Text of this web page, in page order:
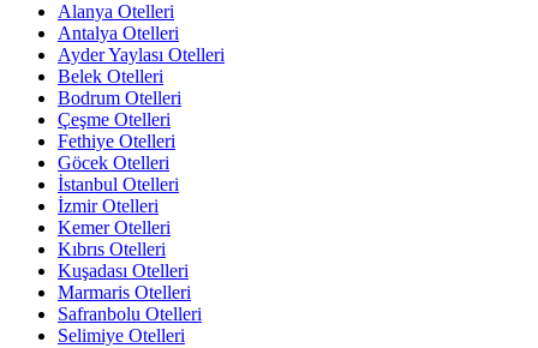
Alanya Otelleri
Antalya Otelleri
Ayder Yaylası Otelleri
Belek Otelleri
Bodrum Otelleri
Çeşme Otelleri
Fethiye Otelleri
Göcek Otelleri
İstanbul Otelleri
İzmir Otelleri
Kemer Otelleri
Kıbrıs Otelleri
Kuşadası Otelleri
Marmaris Otelleri
Safranbolu Otelleri
Selimiye Otelleri